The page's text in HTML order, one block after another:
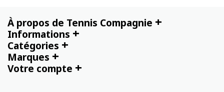
À propos de Tennis Compagnie +
Informations +
Catégories +
Marques +
Votre compte +